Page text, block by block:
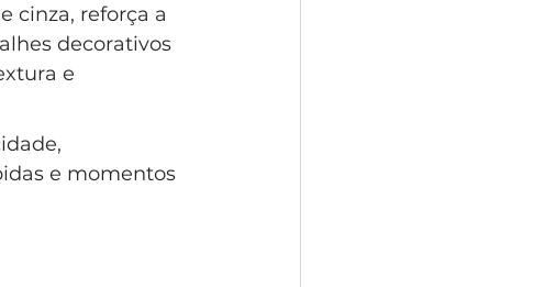
cinza, reforça a
decorativos
e
e momentos